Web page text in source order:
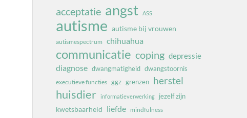
acceptatie angst ASS
autisme autisme bij vrouwen
autismespectrum chihuahua
communicatie coping depressie
diagnose dwangmatigheid dwangstoornis
executieve functies ggz grenzen herstel
huisdier informatieverwerking jezelf zijn
kwetsbaarheid liefde
mindfulness